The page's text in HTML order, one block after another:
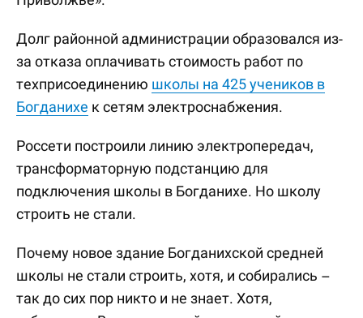
Долг районной администрации образовался из-
за отказа оплачивать стоимость работ по
техприсоединению школы на 425 учеников в
Богданихе к сетям электроснабжения.
Россети построили линию электропередач,
трансформаторную подстанцию для
подключения школы в Богданихе. Но школу
строить не стали.
Почему новое здание Богданихской средней
школы не стали строить, хотя, и собирались –
так до сих пор никто и не знает. Хотя,